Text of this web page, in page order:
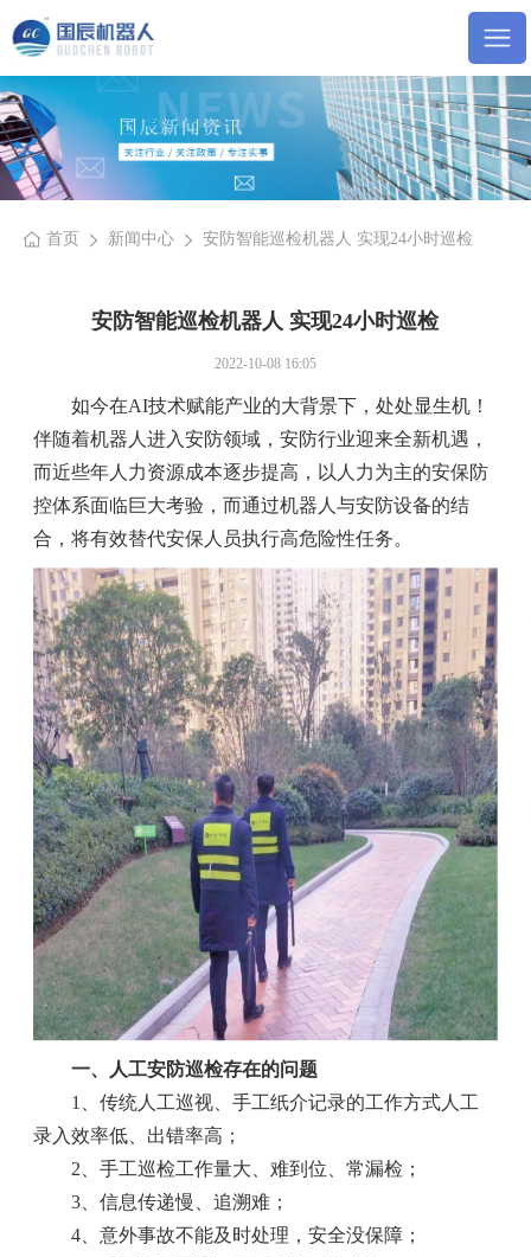
首页 新闻中心 安防智能巡检机器人 实现24小时巡检
安防智能巡检机器人 实现24小时巡检
2022-10-08 16:05
如今在AI技术赋能产业的大背景下，处处显生机！
伴随着机器人进入安防领域，安防行业迎来全新机遇，
而近些年人力资源成本逐步提高，以人力为主的安保防
控体系面临巨大考验，而通过机器人与安防设备的结
合，将有效替代安保人员执行高危险性任务。
一、人工安防巡检存在的问题
1、传统人工巡视、手工纸介记录的工作方式人工
录入效率低、出错率高；
2、手工巡检工作量大、难到位、常漏检；
3、信息传递慢、追溯难；
4、意外事故不能及时处理，安全没保障；